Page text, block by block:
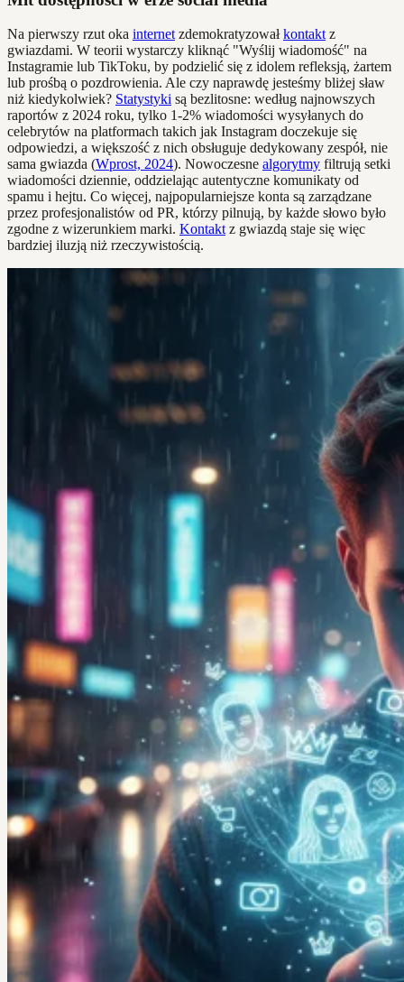
Na pierwszy rzut oka internet zdemokratyzowałkontakt z
gwiazdami. W teorii wystarczy kliknąć "Wyślij wiadomość" na
Instagramie lub TikToku, by podzielić się z idolem refleksją, żartem
lub prośbą o pozdrowienia. Ale czy naprawdę jesteśmy bliżej sław
niż kiedykolwiek? Statystyki są bezlitosne: według najnowszych
raportów z 2024 roku, tylko 1-2% wiadomości wysyłanych do
celebrytów na platformach takich jak Instagram doczekuje się
odpowiedzi, a większość z nich obsługuje dedykowany zespół, nie
sama gwiazda (Wprost, 2024). Nowoczesne algorytmy filtrują setki
wiadomości dziennie, oddzielając autentyczne komunikaty od
spamu i hejtu. Co więcej, najpopularniejsze konta są zarządzane
przez profesjonalistów od PR, którzy pilnują, by każde słowo było
zgodne z wizerunkiem marki. Kontakt z gwiazdą staje się więc
bardziej iluzją niż rzeczywistością.